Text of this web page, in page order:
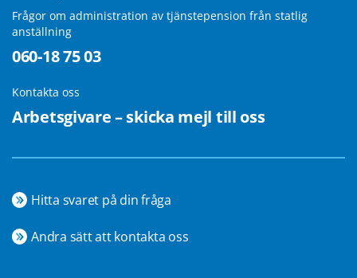
Frågor om administration av tjänstepension från statlig
anställning
060-18 75 03
Kontakta oss
Arbetsgivare – skicka mejl till oss
Hitta svaret på din fråga
Andra sätt att kontakta oss